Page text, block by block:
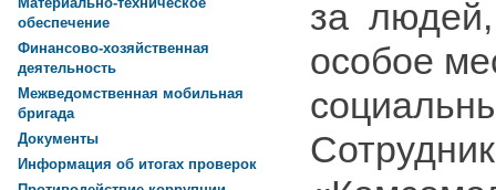
за людей,
особое
обеспечение
Финансово-хозяйственная
деятельность
Межведомственная мобильная
бригада
Документы
Информация об итогах проверок